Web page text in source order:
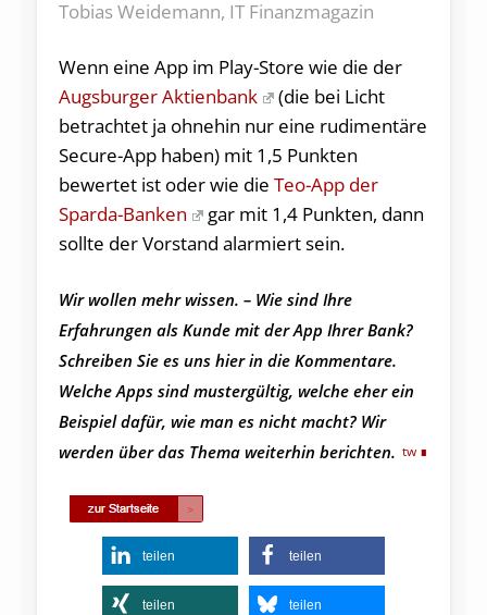
Tobias Weidemann, IT Finanzmagazin
Wenn eine App im Play-Store wie die der
Augsburger Aktienbank
(die bei Licht
betrachtet ja ohnehin nur eine rudimentäre
Secure-App haben) mit 1,5 Punkten
bewertet ist oder wie die Teo-App der
Sparda-Banken
gar mit 1,4 Punkten, dann
sollte der Vorstand alarmiert sein.
Wir wollen mehr wissen. – Wie sind Ihre
Erfahrungen als Kunde mit der App Ihrer Bank?
Schreiben Sie es uns hier in die Kommentare.
Welche Apps sind mustergültig, welche eher ein
Beispiel dafür, wie man es nicht macht? Wir
werden über das Thema weiterhin berichten. tw
teilen teilen
teilen teilen